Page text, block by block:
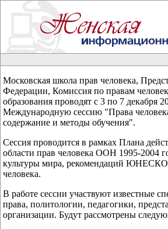
Московская школа прав человека,
Федерации, Комиссия по правам
образования проводят с 3 по 7 декабря
Международную сессию "Права
содержание и методы обучения".
Сессия проводится в рамках Плана
области прав человека ООН 1995-
культуры мира, рекомендаций
человека.
В работе сессии участвуют известные
права, политологии, педагогики,
организации. Будут рассмотрены